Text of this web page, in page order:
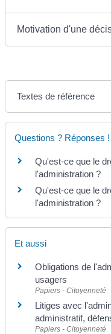
Motivation d'une
Textes de référence
Questions ? Réponses !
Qu'est-ce que le
l'administration ?
Qu'est-ce que le
l'administration ?
Et aussi
Obligations de
usagers
Papiers - Citoyenneté
Litiges avec
administratif,
Papiers - Citoyenneté